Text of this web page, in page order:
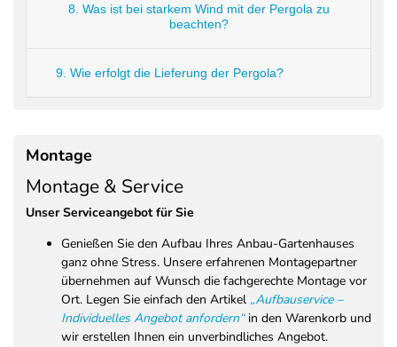
8. Was ist bei starkem Wind mit der Pergola zu
beachten?
9. Wie erfolgt die Lieferung der Pergola?
Montage
Montage & Service
Unser Serviceangebot für Sie
Genießen Sie den Aufbau Ihres Anbau-Gartenhauses
ganz ohne Stress. Unsere erfahrenen Montagepartner
übernehmen auf Wunsch die fachgerechte Montage vor
Ort. Legen Sie einfach den Artikel „Aufbauservice –
Individuelles Angebot anfordern“in den Warenkorb und
wir erstellen Ihnen ein unverbindliches Angebot.